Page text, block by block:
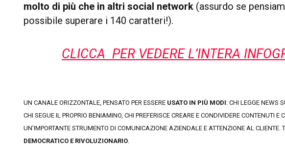
molto di più che in altri social network (assurdo se
possibile superare i 140 caratteri!).
CLICCA PER VEDERE L’INTERA
UN CANALE ORIZZONTALE, PENSATO PER ESSERE USATO IN PIÙ MODI: CHI LEGGE NEWS
CHI SEGUE IL PROPRIO BENIAMINO, CHI PREFERISCE CREARE E CONDIVIDERE CONTENUTI E
UN’IMPORTANTE STRUMENTO DI COMUNICAZIONE AZIENDALE E ATTENZIONE AL CLIENTE.
DEMOCRATICO E RIVOLUZIONARIO.